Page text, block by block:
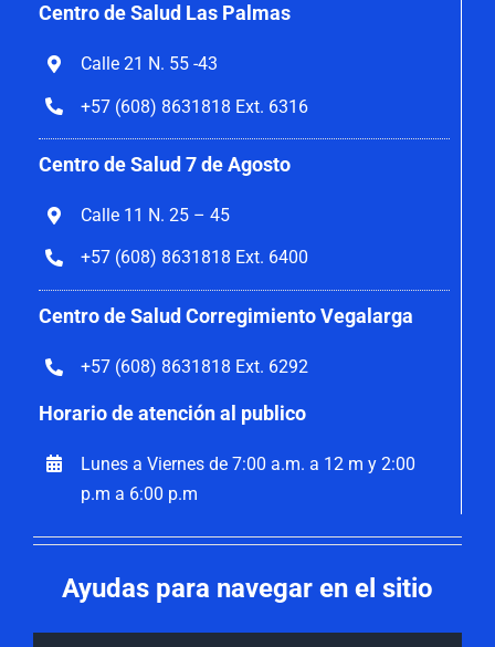
Centro de Salud Las Palmas
Calle 21 N. 55 -43
+57 (608) 8631818 Ext. 6316
Centro de Salud 7 de Agosto
Calle 11 N. 25 – 45
+57 (608) 8631818 Ext. 6400
Centro de Salud Corregimiento Vegalarga
+57 (608) 8631818 Ext. 6292
Horario de atención al publico
Lunes a Viernes de 7:00 a.m. a 12 m y 2:00
p.m a 6:00 p.m
Ayudas para navegar en el sitio